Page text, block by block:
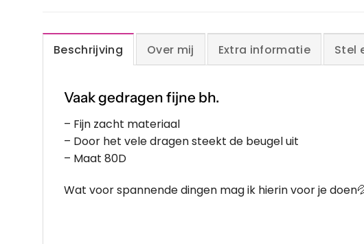
Beschrijving Over mij Extra informatie Stel
Vaak gedragen fijne bh.
– Fijn zacht materiaal
– Door het vele dragen steekt de beugel uit
– Maat 80D
Wat voor spannende dingen mag ik hierin voor je